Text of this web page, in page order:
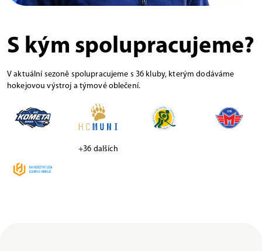
S kým spolupracujeme?
V aktuální sezoně spolupracujeme s 36 kluby, kterým dodáváme
hokejovou výstroj a týmové oblečení.
+36 dalších